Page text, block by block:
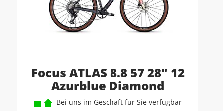
Focus ATLAS 8.8 57 28" 12
Azurblue Diamond
Bei uns im Geschäft für Sie verfügbar